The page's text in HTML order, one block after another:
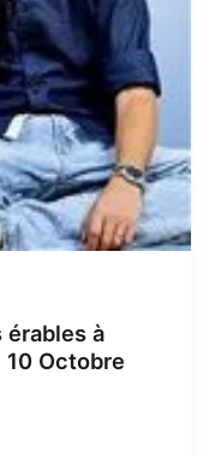
érables à
10 Octobre